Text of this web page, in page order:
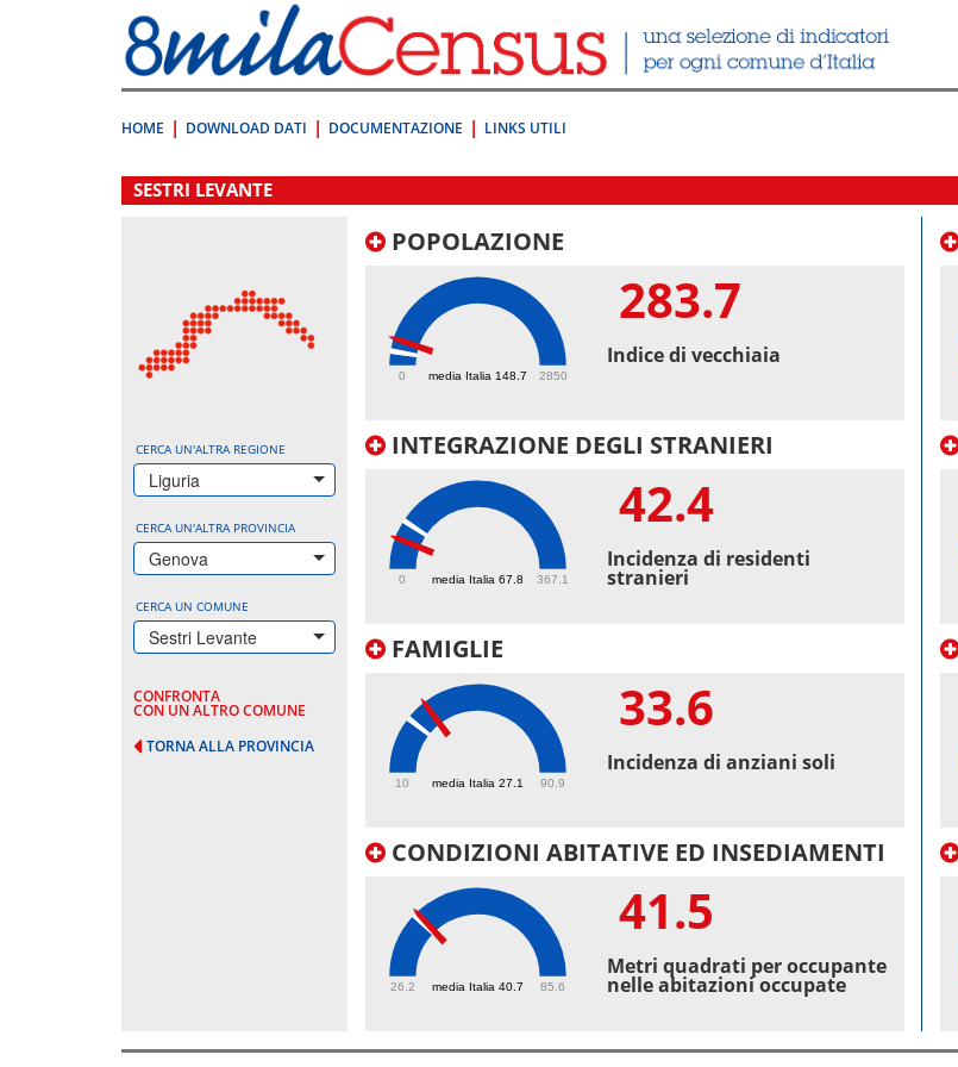
direttamente
a:
Contenuto
HOME DOWNLOAD DATI DOCUMENTAZIONE LINKS UTILI
.
SESTRI LEVANTE
CERCA UN'ALTRA REGIONE
Liguria
CERCA UN'ALTRA PROVINCIA
Genova
CERCA UN COMUNE
Sestri Levante
CONFRONTA
CON UN ALTRO COMUNE
TORNA ALLA PROVINCIA
POPOLAZIONE
media Italia 148.7
0 2850
283.7
Indice di vecchiaia
INTEGRAZIONE DEGLI STRANIERI
media Italia 67.8
0 367.1
42.4
Incidenza di residenti
stranieri
FAMIGLIE
media Italia 27.1
10 90.9
33.6
Incidenza di anziani soli
CONDIZIONI ABITATIVE ED INSEDIAMENTI
media Italia 40.7
26.2 85.6
41.5
Metri quadrati per occupante
nelle abitazioni occupate